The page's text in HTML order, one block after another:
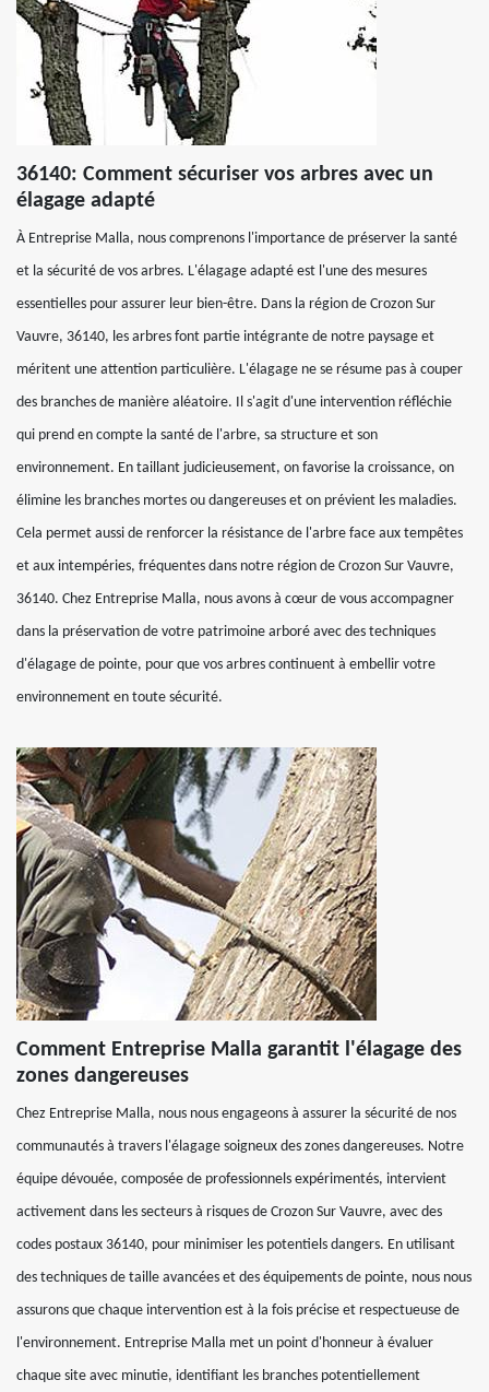
36140: Comment sécuriser vos arbres avec un
élagage adapté
À Entreprise Malla, nous comprenons l'importance de préserver la santé
et la sécurité de vos arbres. L'élagage adapté est l'une des mesures
essentielles pour assurer leur bien-être. Dans la région de Crozon Sur
Vauvre, 36140, les arbres font partie intégrante de notre paysage et
méritent une attention particulière. L'élagage ne se résume pas à couper
des branches de manière aléatoire. Il s'agit d'une intervention réfléchie
qui prend en compte la santé de l'arbre, sa structure et son
environnement. En taillant judicieusement, on favorise la croissance, on
élimine les branches mortes ou dangereuses et on prévient les maladies.
Cela permet aussi de renforcer la résistance de l'arbre face aux tempêtes
et aux intempéries, fréquentes dans notre région de Crozon Sur Vauvre,
36140. Chez Entreprise Malla, nous avons à cœur de vous accompagner
dans la préservation de votre patrimoine arboré avec des techniques
d'élagage de pointe, pour que vos arbres continuent à embellir votre
environnement en toute sécurité.
Comment Entreprise Malla garantit l'élagage des
zones dangereuses
Chez Entreprise Malla, nous nous engageons à assurer la sécurité de nos
communautés à travers l'élagage soigneux des zones dangereuses. Notre
équipe dévouée, composée de professionnels expérimentés, intervient
activement dans les secteurs à risques de Crozon Sur Vauvre, avec des
codes postaux 36140, pour minimiser les potentiels dangers. En utilisant
des techniques de taille avancées et des équipements de pointe, nous nous
assurons que chaque intervention est à la fois précise et respectueuse de
l'environnement. Entreprise Malla met un point d'honneur à évaluer
chaque site avec minutie, identifiant les branches potentiellement